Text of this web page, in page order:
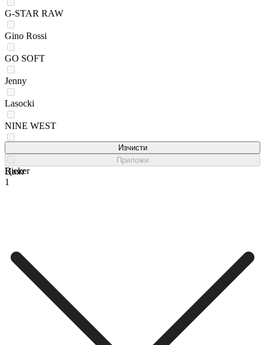
G-STAR RAW
Gino Rossi
GO SOFT
Jenny
Lasocki
NINE WEST
Rieker
Изчисти
Приложи
Цвят
1